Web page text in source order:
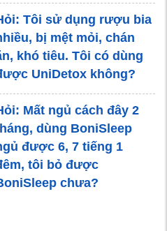
Tôi sử dụng rượu bia
bị mệt mỏi, chán
khó tiêu. Tôi có dùng
UniDetox không?
Mất ngủ cách đây 2
dùng BoniSleep
được 6, 7 tiếng 1
tôi bỏ được
chưa?